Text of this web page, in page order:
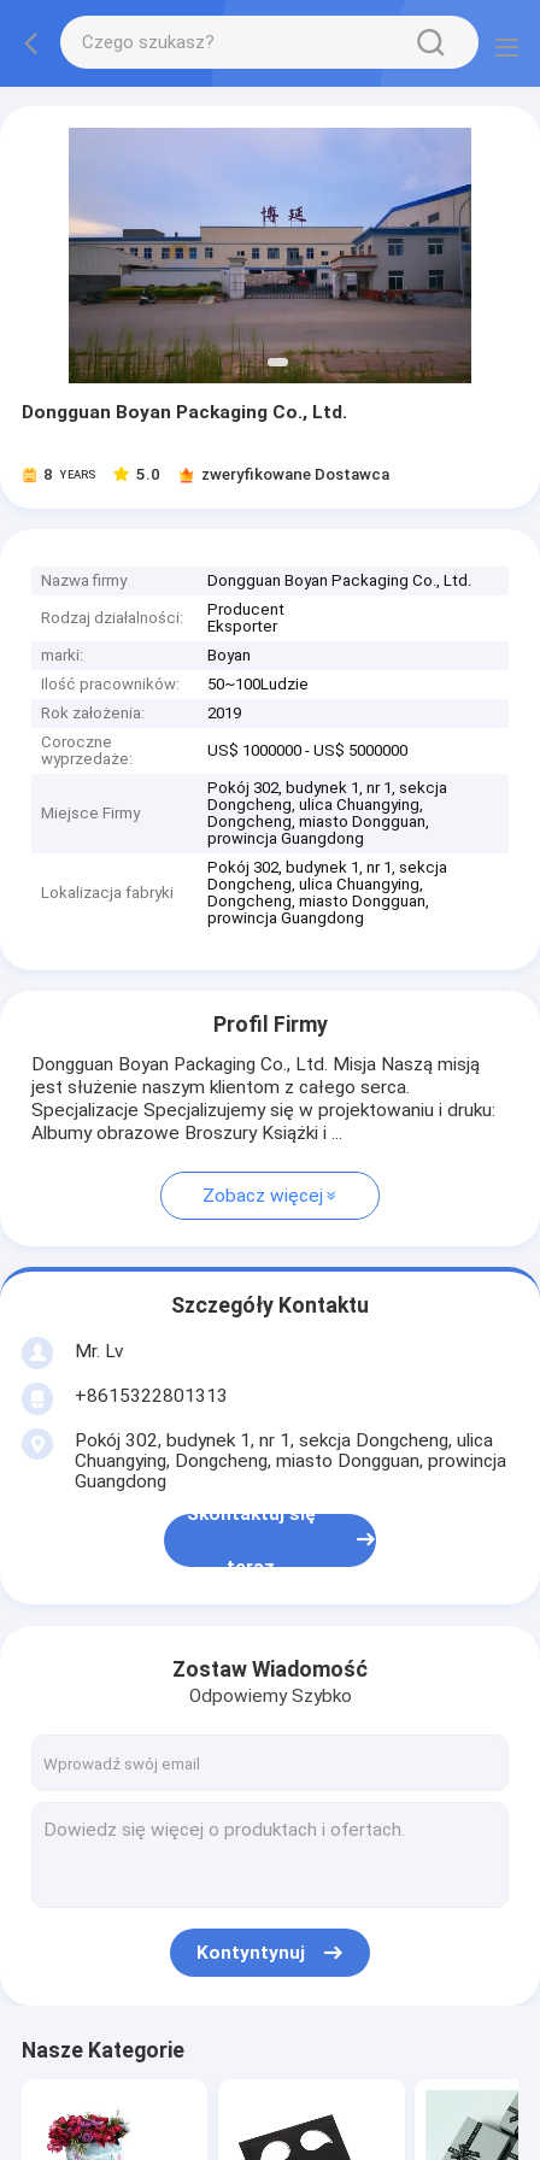
Dongguan Boyan Packaging Co., Ltd.
8 YEARS 5.0 zweryfikowane Dostawca
Nazwa firmy Dongguan Boyan Packaging Co., Ltd.
Rodzaj działalności:
Producent
Eksporter
marki:
Boyan
Ilość pracowników:
50~100Ludzie
Rok założenia:
2019
Coroczne
wyprzedaże:
US$ 1000000 - US$ 5000000
Miejsce Firmy
Pokój 302, budynek 1, nr 1, sekcja
Dongcheng, ulica Chuangying,
Dongcheng, miasto Dongguan,
prowincja Guangdong
Lokalizacja fabryki
Pokój 302, budynek 1, nr 1, sekcja
Dongcheng, ulica Chuangying,
Dongcheng, miasto Dongguan,
prowincja Guangdong
Profil Firmy
Dongguan Boyan Packaging Co., Ltd. Misja Naszą misją
jest służenie naszym klientom z całego serca.
Specjalizacje Specjalizujemy się w projektowaniu i druku:
Albumy obrazowe Broszury Książki i ...
Zobacz więcej
Szczegóły Kontaktu
Mr. Lv
+8615322801313
Pokój 302, budynek 1, nr 1, sekcja Dongcheng, ulica
Chuangying, Dongcheng, miasto Dongguan, prowincja
Guangdong
Skontaktuj się
teraz
Zostaw Wiadomość
Odpowiemy Szybko
Kontyntynuj
Nasze Kategorie